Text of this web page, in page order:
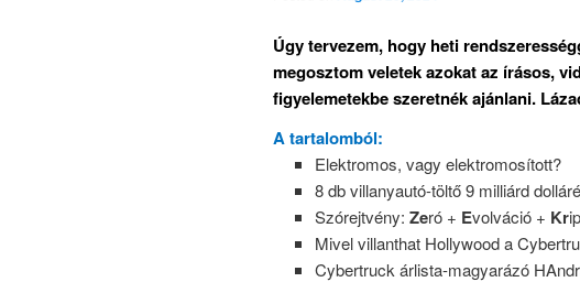
Úgy tervezem, hogy heti
megosztom veletek azokat az írásos,
figyelemetekbe szeretnék ajánlani.
A tartalomból:
Elektromos, vagy elektromosított?
8 db villanyautó-töltő 9 milliárd
Szórejtvény: Zeró + Evolváció + Kr
Mivel villanthat Hollywood a
Cybertruck árlista-magyarázó